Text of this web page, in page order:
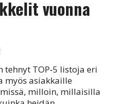
vuonna
tehnyt TOP‑5 listoja eri
myös asiakkaille
milloin, millaisilla